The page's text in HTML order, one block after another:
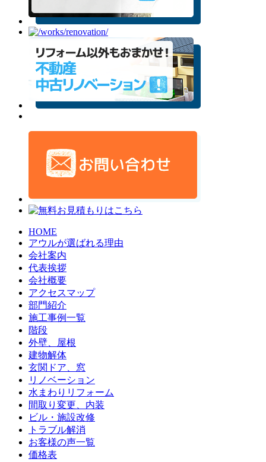
HOME
アウルが選ばれる理由
会社案内
代表挨拶
会社概要
アクセスマップ
部門紹介
施工事例一覧
階段
外壁、屋根
建物解体
玄関ドア、窓
リノベーション
水まわりリフォーム
間取り変更、内装
ビル・施設改修
トラブル解消
お客様の声一覧
価格表